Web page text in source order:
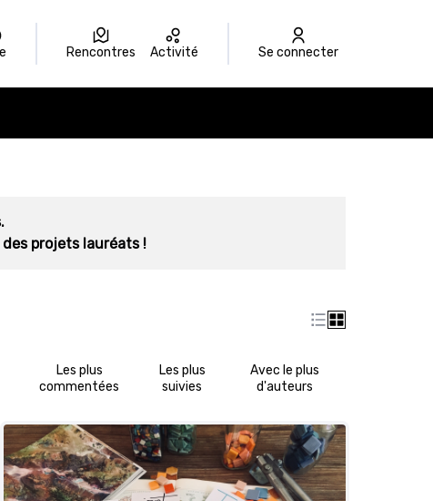
Rencontres Activité Se connecter
projets lauréats !
Les plus
commentées
Les plus
suivies
Avec le plus
d'auteurs